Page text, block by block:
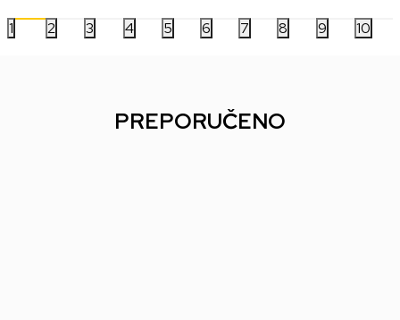
1 2 3 4 5 6 7 8 9 10
PREPORUČENO